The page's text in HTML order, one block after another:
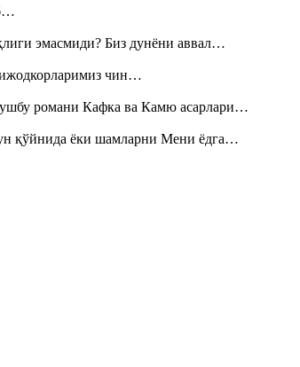
эмасмиди? Биз дунёни аввал…
ижодкорларимиз чин…
романи Кафка ва Камю асарлари…
қўйнида ёки шамларни Мени ёдга…